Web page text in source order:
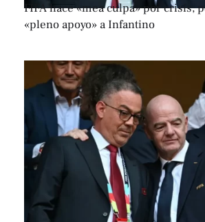
FIFA hace «mea culpa» por crisis,
«pleno apoyo» a Infantino